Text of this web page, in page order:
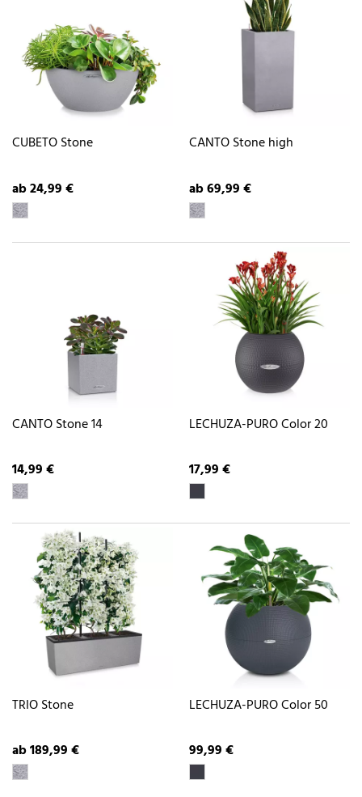
CUBETO Stone
ab 24,99 €
CANTO Stone high
ab 69,99 €
CANTO Stone 14
14,99 €
LECHUZA-PURO Color 20
17,99 €
TRIO Stone
ab 189,99 €
LECHUZA-PURO Color 50
99,99 €